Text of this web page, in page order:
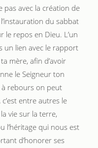
pas avec la création de
du sabbat
le repos en Dieu. L’un
un lien avec le rapport
mère, afin d’avoir
le Seigneur ton
à rebours on peut
entre autres le
vie sur la terre,
l’héritage qui nous est
d’honorer ses